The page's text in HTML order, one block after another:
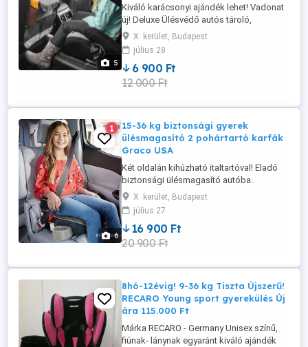
5
Kiváló karácsonyi ajándék lehet! Vadonat
új! Deluxe Ülésvédő autós tároló,
háttámlavédő és rendező a sofőr és az
anyósülés háttámláját védi a
koszolódástól, gyermeke sáros cipőjétől,
karcolásoktól, rugdosódó lábaktól és
esetleges sérülésektől. Rögzíthető:
Rögzítése ...
X. kerület, Budapest
július 28
6 900 Ft
12 000 Ft
6
1
15-36 kg biztonsági gyerek
ülésmagasító 2 pohártartó karfák
Graco USA
Két oldalán kihúzható italtartóval! Eladó
biztonsági ülésmagasító autóba.
Elsősorban autóba való de otthon
asztalhoz vagy moziban vagy egyéb
helyeken is használható. Új állapotú,
hibátlan, tiszta! Akár azonnal használható!
Nem koszos, nem szakadt! Magas-
Rögzítés ...
X. kerület, Budapest
július 27
16 900 Ft
20 900 Ft
8hó-12évig! 9-36 kg Tiszta Újszerű!
RECARO Young sport gyerekülés Új
ára 115.000 Ft
Márka RECARO - Germany Unisex színű,
fiúnak- lánynak egyaránt kiváló ajándék